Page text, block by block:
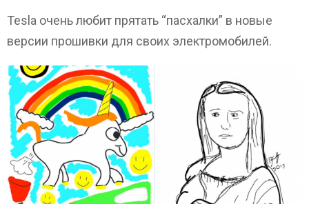
Tesla очень любит прятать “пасхалки” в новые
версии прошивки для своих электромобилей.